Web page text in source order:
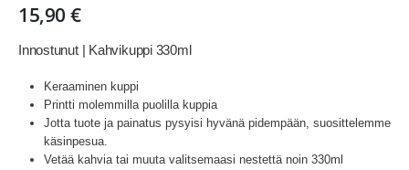
15,90 €
Innostunut | Kahvikuppi 330ml
Keraaminen kuppi
Printti molemmilla puolilla kuppia
Jotta tuote ja painatus pysyisi hyvänä pidempään, suosittelemme
käsinpesua.
Vetää kahvia tai muuta valitsemaasi nestettä noin 330ml